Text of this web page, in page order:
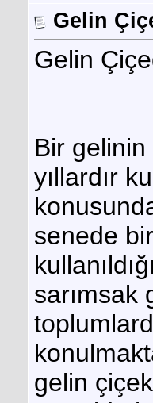
Gelin
Gelin
Bir
yıllardır
senede
sarımsak
gelin